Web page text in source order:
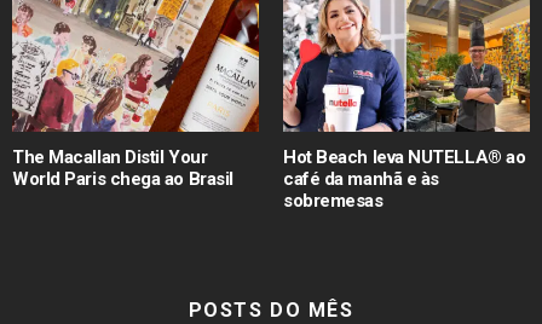
The Macallan Distil Your
World Paris chega ao Brasil
Hot Beach leva NUTELLA® ao
café da manhã e às
sobremesas
POSTS DO MÊS